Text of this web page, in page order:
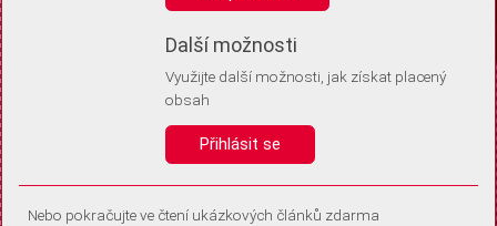
Díky němu příště poznáme, že se jedná o stejné zařízení, a
Identifikátor je zcela anonymní.
Vaše souhlasy a odmítnutí si ukládáme do vašeho zařízení, abychom se
vás už příště znovu neptali. Můžete je kdykoli později upravit ve Správě
Další možnosti
Využijte další možnosti, jak získat placený
obsah
Přihlásit se
Nebo pokračujte ve čtení ukázkových článků zdarma